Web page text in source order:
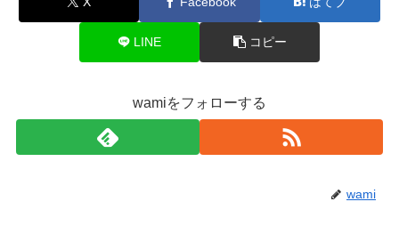
LINE コピー
wamiをフォローする
wami